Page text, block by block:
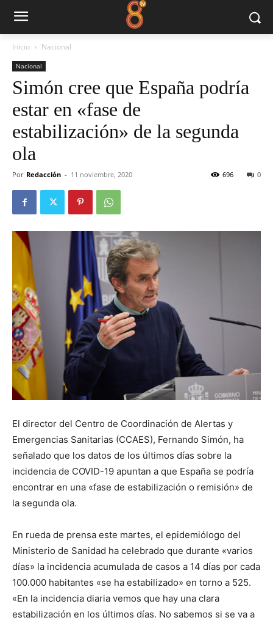
Inicio Nacional
Nacional
Simón cree que España podría
estar en «fase de
estabilización» de la segunda
ola
Por Redacción - 11 noviembre, 2020 0
696
El director del Centro de Coordinación de Alertas y
Emergencias Sanitarias (CCAES), Fernando Simón, ha
señalado que los datos de los últimos días sobre la
incidencia de COVID-19 apuntan a que España se podría
encontrar en una «fase de estabilización o remisión» de
la segunda ola.
En rueda de prensa este martes, el epidemiólogo del
Ministerio de Sanidad ha celebrado que durante «varios
días» la incidencia acumulada de casos a 14 días por cada
100.000 habitantes «se ha estabilizado» en torno a 525.
«En la incidencia diaria vemos que hay una clara
estabilización en los últimos días. No sabemos si se va a